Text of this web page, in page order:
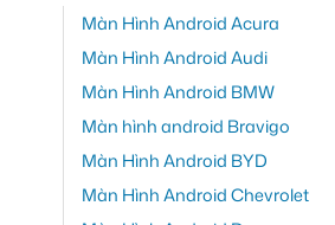
Màn Hình Android Acura
Màn Hình Android Audi
Màn Hình Android BMW
Màn hình android Bravigo
Màn Hình Android BYD
Màn Hình Android Chevrolet